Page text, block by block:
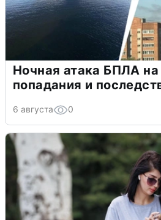
Ночная атака БПЛА
попадания и
6 августа 0